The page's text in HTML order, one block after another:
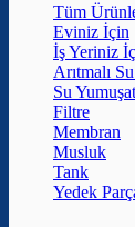
Tüm
Eviniz İçin
İş Yeriniz
Arıtmalı
Su
Filtre
Membran
Musluk
Tank
Yedek